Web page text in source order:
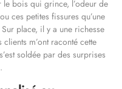
bois qui grince, l’odeur de
ces petites fissures qu’une
place, il y a une richesse
m’ont raconté cette
soldée par des surprises